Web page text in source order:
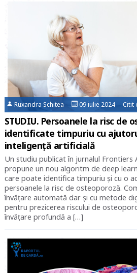
Ruxandra Schitea 09 iulie 2024 Citit
STUDIU. Persoanele la risc de
identificate timpuriu cu
inteligență artificială
Un studiu publicat în jurnalul Frontiers
propune un nou algoritm de deep
care poate identifica timpuriu și cu o
persoanele la risc de osteoporoză.
învățare automată dar și cu metode
pentru prezicerea riscului de
învățare profundă a […]